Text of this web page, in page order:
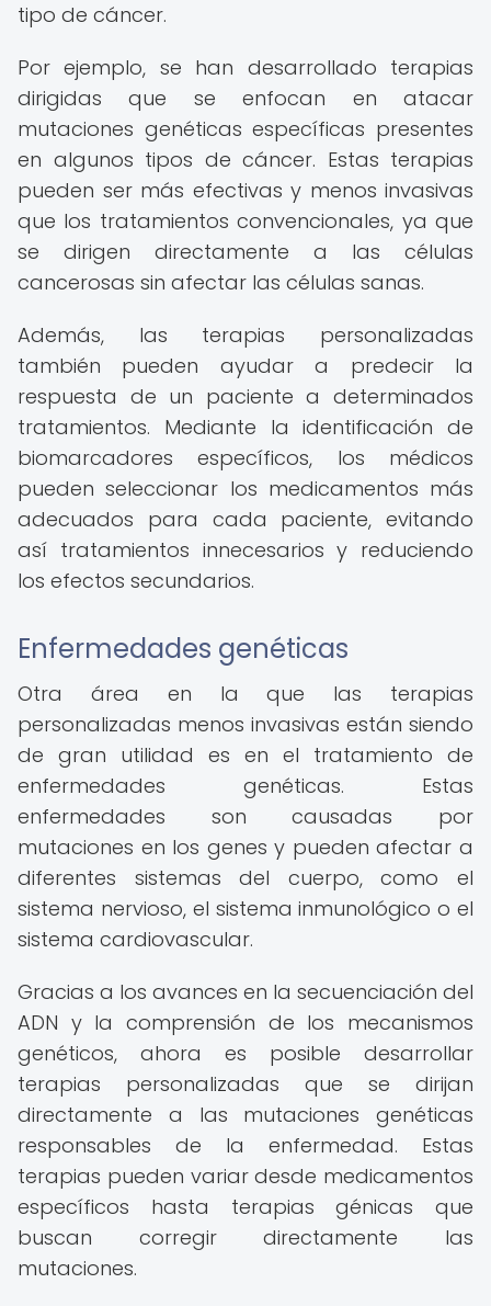
tipo de cáncer.
Por ejemplo, se han desarrollado terapias
dirigidas que se enfocan en atacar
mutaciones genéticas específicas presentes
en algunos tipos de cáncer. Estas terapias
pueden ser más efectivas y menos invasivas
que los tratamientos convencionales, ya que
se dirigen directamente a las células
cancerosas sin afectar las células sanas.
Además, las terapias personalizadas
también pueden ayudar a predecir la
respuesta de un paciente a determinados
tratamientos. Mediante la identificación de
biomarcadores específicos, los médicos
pueden seleccionar los medicamentos más
adecuados para cada paciente, evitando
así tratamientos innecesarios y reduciendo
los efectos secundarios.
Enfermedades genéticas
Otra área en la que las terapias
personalizadas menos invasivas están siendo
de gran utilidad es en el tratamiento de
enfermedades genéticas. Estas
enfermedades son causadas por
mutaciones en los genes y pueden afectar a
diferentes sistemas del cuerpo, como el
sistema nervioso, el sistema inmunológico o el
sistema cardiovascular.
Gracias a los avances en la secuenciación del
ADN y la comprensión de los mecanismos
genéticos, ahora es posible desarrollar
terapias personalizadas que se dirijan
directamente a las mutaciones genéticas
responsables de la enfermedad. Estas
terapias pueden variar desde medicamentos
específicos hasta terapias génicas que
buscan corregir directamente las
mutaciones.